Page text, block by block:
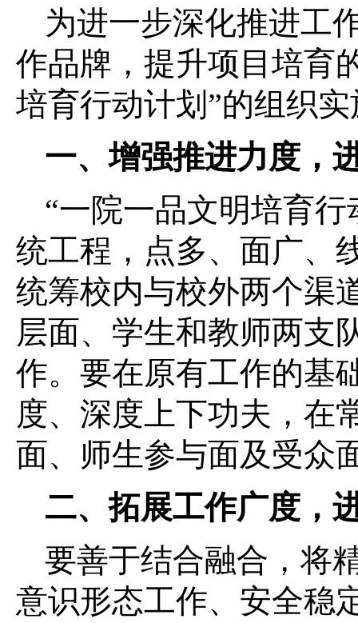
为进一步深化推进工
作品牌，提升项目培育
培育行动计划”的组织
一、增强推进力度，
“一院一品文明培育
统工程，点多、面广、
统筹校内与校外两个渠
层面、学生和教师两支
作。要在原有工作的基
度、深度上下功夫，在
面、师生参与面及受众
二、拓展工作广度，
要善于结合融合，将
意识形态工作、安全稳